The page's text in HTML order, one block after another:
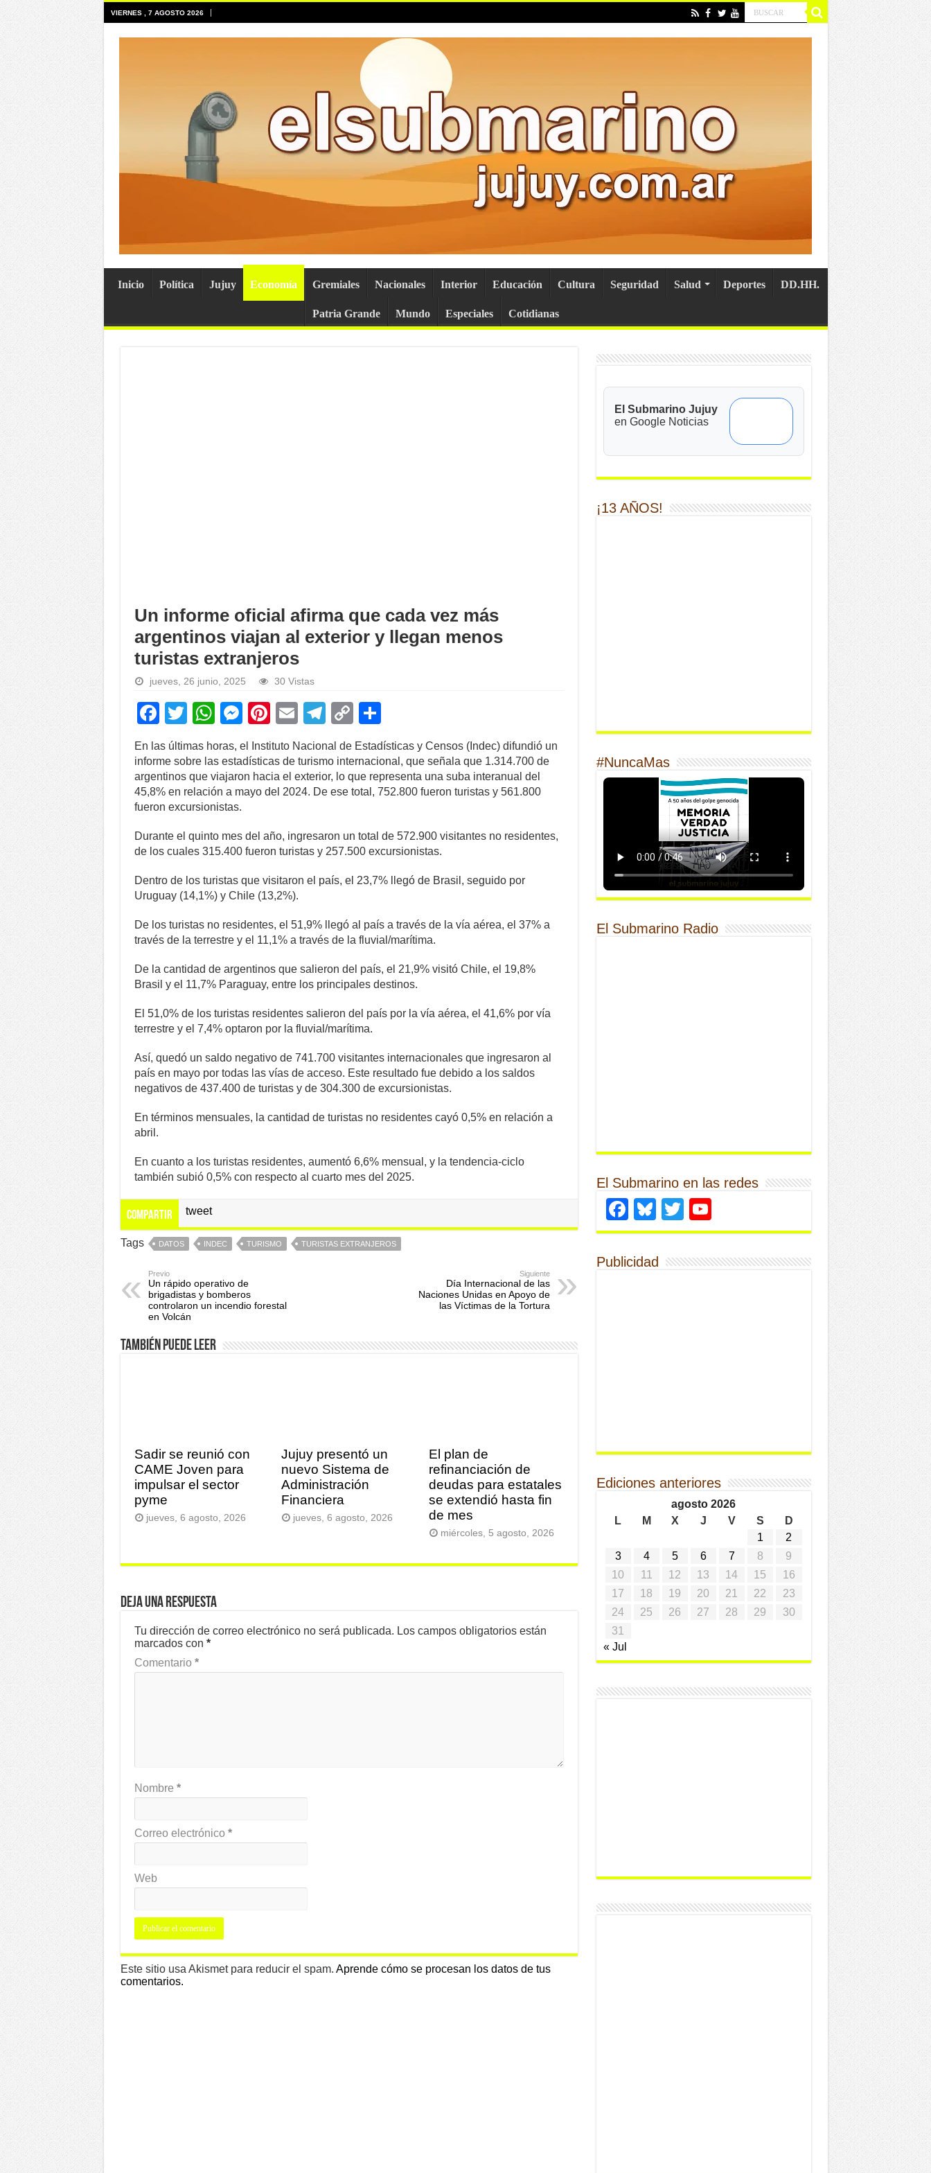
VIERNES , 7 AGOSTO 2026
Inicio Política Jujuy Economía Gremiales Nacionales Interior Educación Cultura Seguridad Salud Deportes DD.HH.
Patria Grande Mundo Especiales Cotidianas
Un informe oficial afirma que cada vez más
argentinos viajan al exterior y llegan menos
turistas extranjeros
jueves, 26 junio, 2025 30 Vistas
F
a
c
e
b
o
T
wi
tt
er
W
at
s
A
p
M
e
ss
e
n
er
Pi
nt
er
e
st
E
m
ail
T
el
e
gr
a
C
o
p
y
Li
k
h
ar
e
En las últimas horas, el Instituto Nacional de Estadísticas y Censos (Indec) difundió un
informe sobre las estadísticas de turismo internacional, que señala que 1.314.700 de
argentinos que viajaron hacia el exterior, lo que representa una suba interanual del
45,8% en relación a mayo del 2024. De ese total, 752.800 fueron turistas y 561.800
fueron excursionistas.
Durante el quinto mes del año, ingresaron un total de 572.900 visitantes no residentes,
de los cuales 315.400 fueron turistas y 257.500 excursionistas.
Dentro de los turistas que visitaron el país, el 23,7% llegó de Brasil, seguido por
Uruguay (14,1%) y Chile (13,2%).
De los turistas no residentes, el 51,9% llegó al país a través de la vía aérea, el 37% a
través de la terrestre y el 11,1% a través de la fluvial/marítima.
De la cantidad de argentinos que salieron del país, el 21,9% visitó Chile, el 19,8%
Brasil y el 11,7% Paraguay, entre los principales destinos.
El 51,0% de los turistas residentes salieron del país por la vía aérea, el 41,6% por vía
terrestre y el 7,4% optaron por la fluvial/marítima.
Así, quedó un saldo negativo de 741.700 visitantes internacionales que ingresaron al
país en mayo por todas las vías de acceso. Este resultado fue debido a los saldos
negativos de 437.400 de turistas y de 304.300 de excursionistas.
En términos mensuales, la cantidad de turistas no residentes cayó 0,5% en relación a
abril.
En cuanto a los turistas residentes, aumentó 6,6% mensual, y la tendencia-ciclo
también subió 0,5% con respecto al cuarto mes del 2025.
Compartir tweet
Tags DATOS INDEC TURISMO TURISTAS EXTRANJEROS
Previo
Un rápido operativo de
brigadistas y bomberos
controlaron un incendio forestal
en Volcán
Siguiente
Día Internacional de las
Naciones Unidas en Apoyo de
las Víctimas de la Tortura
También puede leer
Sadir se reunió con
CAME Joven para
impulsar el sector
pyme
jueves, 6 agosto, 2026
Jujuy presentó un
nuevo Sistema de
Administración
Financiera
jueves, 6 agosto, 2026
El plan de
refinanciación de
deudas para estatales
se extendió hasta fin
de mes
miércoles, 5 agosto, 2026
Deja una respuesta
Tu dirección de correo electrónico no será publicada. Los campos obligatorios están
marcados con *
Comentario *
Nombre *
Correo electrónico *
Web
Este sitio usa Akismet para reducir el spam. Aprende cómo se procesan los datos de tus
comentarios.
El Submarino Jujuy
en Google Noticias
¡13 AÑOS!
#NuncaMas
El Submarino Radio
El Submarino en las redes
Facebook
Bluesky
Twitter
Publicidad
Ediciones anteriores
agosto 2026
L
M X J V S
D
1
2
3
4 5 6 7 8
9
10
11 12 13 14 15
16
17
18 19 20 21 22
23
24
25 26 27 28 29
30
31
« Jul